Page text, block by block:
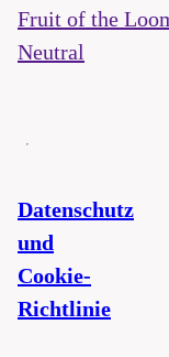
Fruit of the
Neutral
Datenschutz
und
Cookie-
Richtlinie